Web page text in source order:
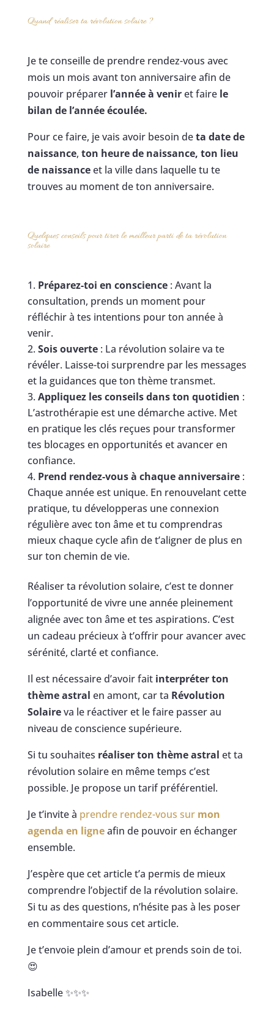
Quand réaliser ta révolution solaire ?
Je te conseille de prendre rendez-vous avec
mois un mois avant ton anniversaire afin de
pouvoir préparer l’année à veniret faire le
bilan de l’année écoulée.
Pour ce faire, je vais avoir besoin deta date de
naissance, ton heure de naissance, ton lieu
de naissanceet la ville dans laquelle tu te
trouves au moment de ton anniversaire.
Quelques conseils pour tirer le meilleur parti de ta révolution
solaire
Préparez-toi en conscience: Avant la
consultation, prends un moment pour
réfléchir à tes intentions pour ton année à
venir.
Sois ouverte: La révolution solaire va te
révéler. Laisse-toi surprendre par les messages
et la guidances que ton thème transmet.
Appliquez les conseils dans ton quotidien :
L’astrothérapie est une démarche active. Met
en pratique les clés reçues pour transformer
tes blocages en opportunités et avancer en
confiance.
Prend rendez-vous à chaque anniversaire:
Chaque année est unique. En renouvelant cette
pratique, tu développeras une connexion
régulière avec ton âme et tu comprendras
mieux chaque cycle afin de t’aligner de plus en
sur ton chemin de vie.
Réaliser ta révolution solaire, c’est te donner
l’opportunité de vivre une année pleinement
alignée avec ton âme et tes aspirations. C’est
un cadeau précieux à t’offrir pour avancer avec
sérénité, clarté et confiance.
Il est nécessaire d’avoir fait interpréter ton
thème astral en amont, car ta Révolution
Solaireva le réactiver et le faire passer au
niveau de conscience supérieure.
Si tu souhaites réaliser ton thème astral et ta
révolution solaire en même temps c’est
possible. Je propose un tarif préférentiel.
Je t’invite à prendre rendez-vous sur mon
agenda en ligneafin de pouvoir en échanger
ensemble.
J’espère que cet article t’a permis de mieux
comprendre l’objectif de la révolution solaire.
Si tu as des questions, n’hésite pas à les poser
en commentaire sous cet article.
Je t’envoie plein d’amour et prends soin de toi.
😍
Isabelle ✨✨✨